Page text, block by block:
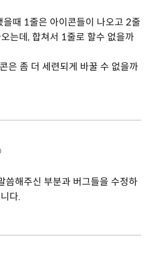
때 1줄은 아이콘들이 나오고 2줄
는데, 합쳐서 1줄로 할수 없을까
은 좀 더 세련되게 바꿀 수 없을까
씀해주신 부분과 버그들을 수정하
다.